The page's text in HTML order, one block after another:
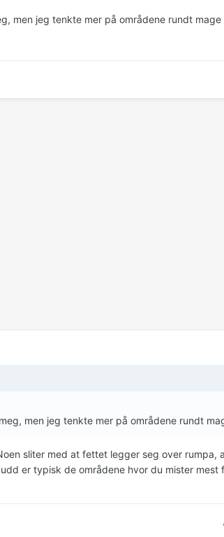
men jeg tenkte mer på områdene rundt mage
men jeg tenkte mer på områdene rundt
sliter med at fettet legger seg over rumpa,
er typisk de områdene hvor du mister mest